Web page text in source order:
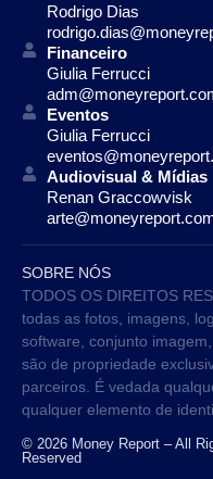
Rodrigo Dias
Financeiro
Giulia Ferrucci
Eventos
Giulia Ferrucci
Audiovisual & Mídias
Renan Graccowvisk
SOBRE NÓS
TODOS OS DIREITOS
todas as fotos, imagens,
software, conjunto
são de propriedade
parceiros. É vedada
qualquer elemento de
© 2026 Money Report – All
Reserved